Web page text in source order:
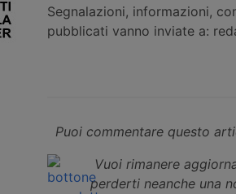
Segnalazioni, informazioni,
pubblicati vanno inviate a:
Puoi commentare questo
Vuoi rimanere
perderti neanche una